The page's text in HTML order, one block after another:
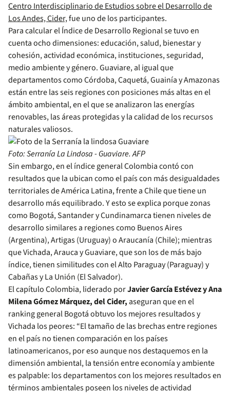
Centro Interdisciplinario de Estudios sobre el Desarrollo de
Los Andes, Cider,fue uno de los participantes.
Para calcular el Índice de Desarrollo Regional se tuvo en
cuenta ocho dimensiones: educación, salud, bienestar y
cohesión, actividad económica, instituciones, seguridad,
medio ambiente y género. Guaviare, al igual que
departamentos como Córdoba, Caquetá, Guainía y Amazonas
están entre las seis regiones con posiciones más altas en el
ámbito ambiental, en el que se analizaron las energías
renovables, las áreas protegidas y la calidad de los recursos
naturales valiosos.
Foto: Serranía La Lindosa - Guaviare. AFP
Sin embargo, en el índice general Colombia contó con
resultados que la ubican como el país con más desigualdades
territoriales de América Latina, frente a Chile que tiene un
desarrollo más equilibrado. Y esto se explica porque zonas
como Bogotá, Santander y Cundinamarca tienen niveles de
desarrollo similares a regiones como Buenos Aires
(Argentina), Artigas (Uruguay) o Araucanía (Chile); mientras
que Vichada, Arauca y Guaviare, que son los de más bajo
índice, tienen similitudes con el Alto Paraguay (Paraguay) y
Cabañas y La Unión (El Salvador).
El capítulo Colombia, liderado porJavier García Estévez y Ana
Milena Gómez Márquez, del Cider,aseguran que en el
ranking general Bogotá obtuvo los mejores resultados y
Vichada los peores: “El tamaño de las brechas entre regiones
en el país no tienen comparación en los países
latinoamericanos, por eso aunque nos destaquemos en la
dimensión ambiental, la tensión entre economía y ambiente
es palpable: los departamentos con los mejores resultados en
términos ambientales poseen los niveles de actividad